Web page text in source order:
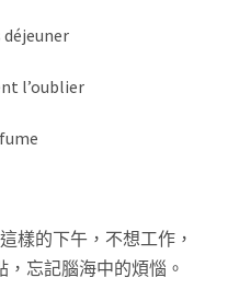
déjeuner
l’oublier
樣的下午，不想工作，
忘記腦海中的煩惱。